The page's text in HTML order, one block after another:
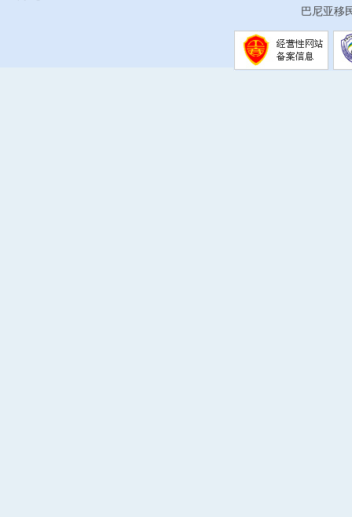
巴尼亚移